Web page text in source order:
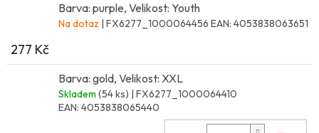
Barva: purple, Velikost: Youth
Na dotaz | FX6277_1000064456 EAN: 4053838063651
277 Kč
Barva: gold, Velikost: XXL
Skladem (54 ks) | FX6277_1000064410
EAN: 4053838065440